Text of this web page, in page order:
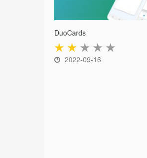
DuoCards
★ ★ ★ ★ ★
2022-09-16